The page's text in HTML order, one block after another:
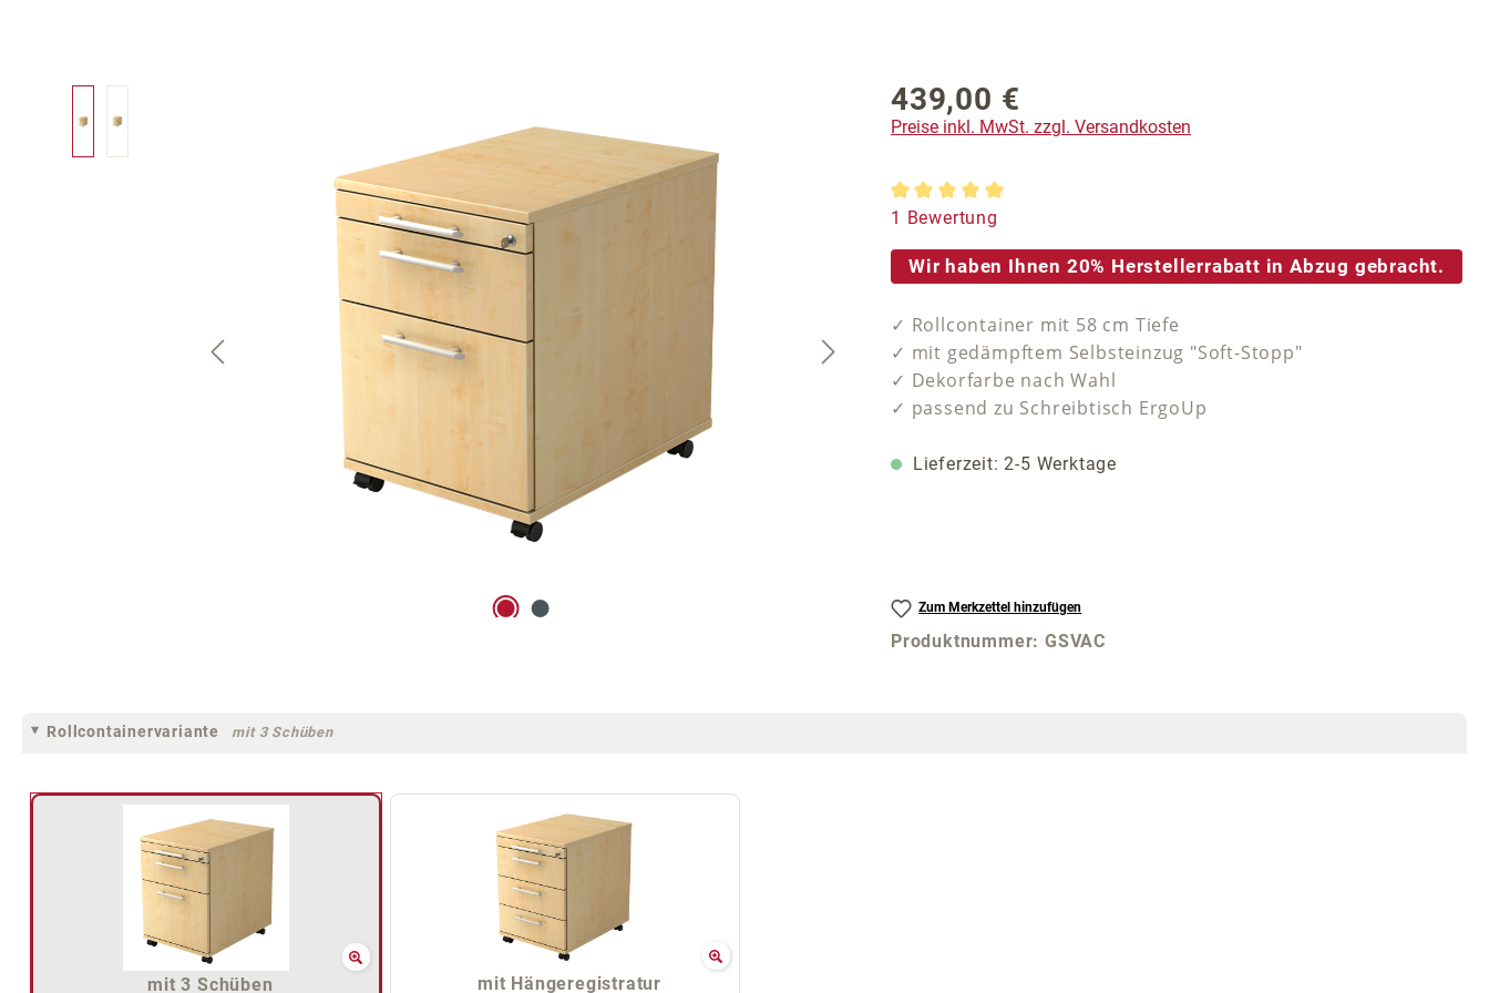
Regulärer Preis:
439,00 €
Preise inkl. MwSt. zzgl. Versandkosten
Durchschnittliche Bewertung von 5 von 5 Sternen
1 Bewertung
Wir haben Ihnen 20% Herstellerrabatt in Abzug gebracht.
✓ Rollcontainer mit 58 cm Tiefe
✓ mit gedämpftem Selbsteinzug "Soft-Stopp"
✓ Dekorfarbe nach Wahl
✓ passend zu Schreibtisch ErgoUp
Lieferzeit: 2-5 Werktage
Zum Merkzettel hinzufügen
Produktnummer:GSVAC
Rollcontainervariante mit 3 Schüben
mit 3 Schüben mit Hängeregistratur